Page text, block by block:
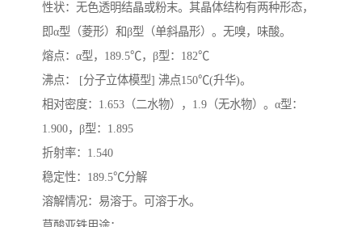
性状：无色透明结晶或粉末。其晶体结构有两种形态，
即α型（菱形）和β型（单斜晶形）。无嗅，味酸。
熔点：α型，189.5℃，β型：182℃
沸点： [分子立体模型] 沸点150℃(升华)。
相对密度：1.653（二水物），1.9（无水物）。α型：
1.900，β型：1.895
折射率：1.540
稳定性：189.5℃分解
溶解情况：易溶于。可溶于水。